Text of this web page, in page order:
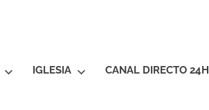
IGLESIA CANAL DIRECTO 24H